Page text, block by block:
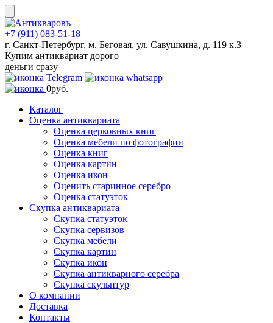
Skip
to
content
+7 (911) 083-51-18
г. Санкт-Петербург, м. Беговая, ул. Савушкина, д. 119 к.3
Купим антиквариат дорого
деньги сразу
0руб.
Каталог
Оценка антиквариата
Оценка церковных книг
Оценка мебели по фотографии
Оценка книг
Оценка картин
Оценка икон
Оценить старинное серебро
Оценка статуэток
Скупка антиквариата
Скупка статуэток
Скупка сервизов
Скупка мебели
Скупка картин
Скупка икон
Скупка антикварного серебра
Скупка скульптур
О компании
Доставка
Контакты